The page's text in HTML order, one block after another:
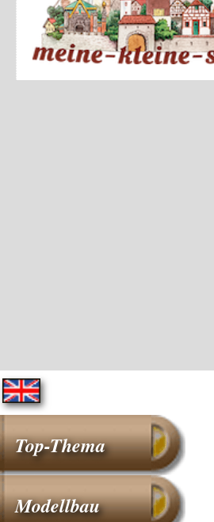
Top-Thema
Modellbau